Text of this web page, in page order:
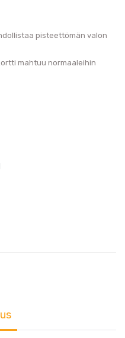
pisteettömän valon
mahtuu normaaleihin